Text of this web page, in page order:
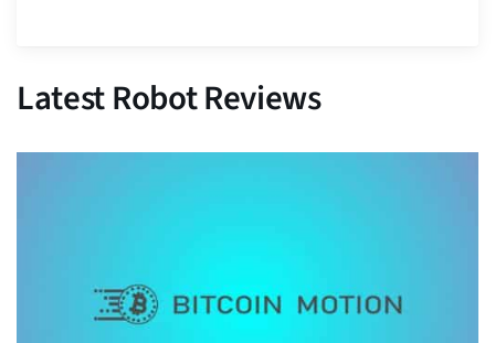
Latest Robot Reviews